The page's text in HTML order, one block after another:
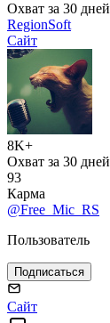
Охват за 30 дней
RegionSoft
Сайт
8K+
Охват за 30 дней
93
Карма
@Free_Mic_RS
Пользователь
Подписаться
Сайт